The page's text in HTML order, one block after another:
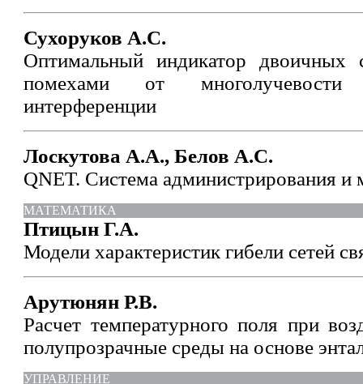
Сухоруков А.С.
Оптимальный индикатор двоичных
помехами от
интерференции
Лоскутова А.А., Белов А.С.
QNET. Система администрирования и
МАТЕМАТИКА
Птицын Г.А.
Модели характеристик гибели сетей
Арутюнян Р.В.
Расчет температурного поля при
полупрозрачные среды на основе
УПРАВЛЕНИЕ